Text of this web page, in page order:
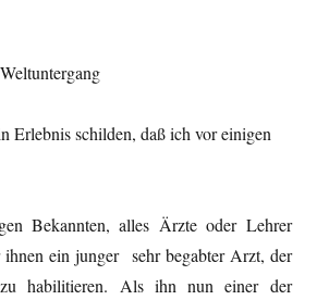
Erlebnis schilden, daß ich vor einigen
Bekannten, alles Ärzte oder Lehrer
ihnen ein junger sehr begabter Arzt, der
habilitieren. Als ihn nun einer der